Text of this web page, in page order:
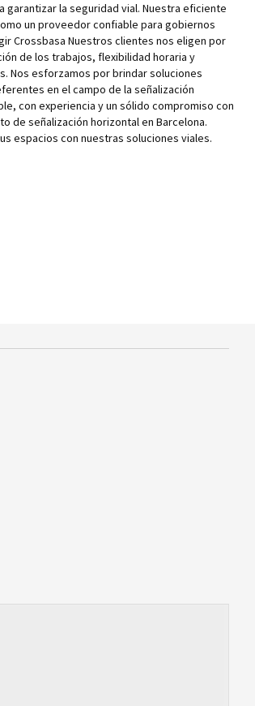
la seguridad vial. Nuestra eficiente
un proveedor confiable para gobiernos
Crossbasa Nuestros clientes nos eligen por
de los trabajos, flexibilidad horaria y
Nos esforzamos por brindar soluciones
en el campo de la señalización
con experiencia y un sólido compromiso con
de señalización horizontal en Barcelona.
espacios con nuestras soluciones viales.